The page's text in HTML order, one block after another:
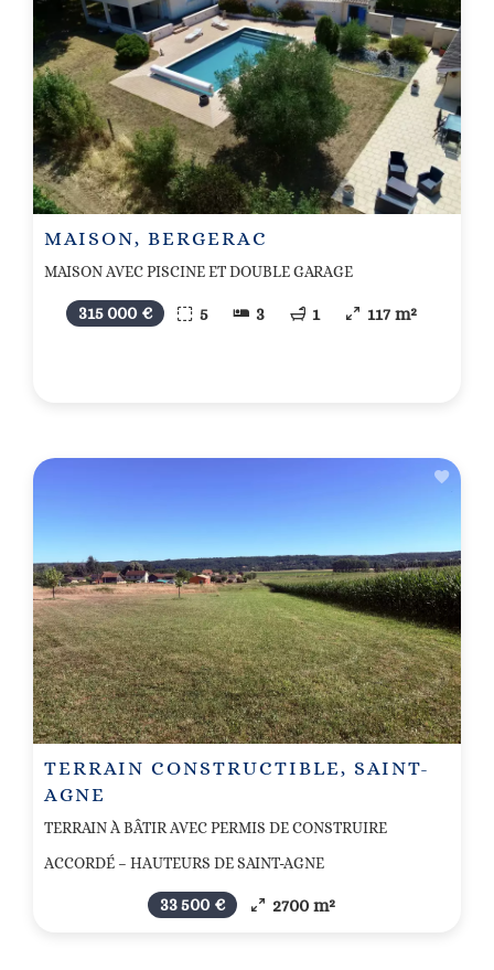
MAISON, BERGERAC
MAISON AVEC PISCINE ET DOUBLE GARAGE
315 000 € 5 3 1 117 m²
TERRAIN CONSTRUCTIBLE, SAINT-
AGNE
TERRAIN À BÂTIR AVEC PERMIS DE CONSTRUIRE
ACCORDÉ – HAUTEURS DE SAINT-AGNE
33 500 € 2700 m²